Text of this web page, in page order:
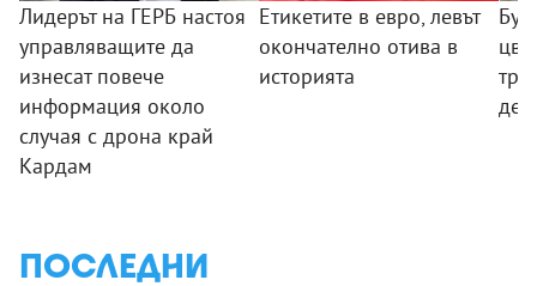
Лидерът на ГЕРБ настоя
управляващите да
изнесат повече
информация около
случая с дрона край
Кардам
Етикетите в евро, левът
окончателно отива в
историята
ПОСЛЕДНИ